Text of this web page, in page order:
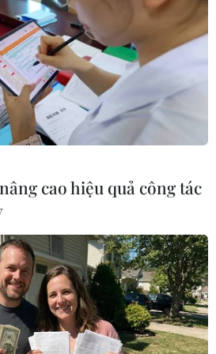
thoát nạn
trung tâm thành phố Tây
vào dây viễn thông bắc
đổ 2 trụ điện trung thế, bật gốc
sáng.
cao hiệu quả công tác